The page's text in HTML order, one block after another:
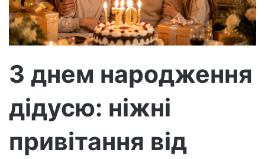
е
к
т
о
н
о
о
З днем народження
дідусю: ніжні
привітання від